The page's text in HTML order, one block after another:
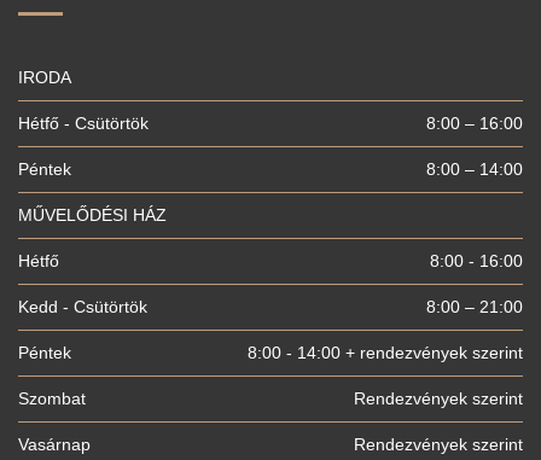
IRODA
Hétfő - Csütörtök 8:00 – 16:00
Péntek 8:00 – 14:00
MŰVELŐDÉSI HÁZ
Hétfő 8:00 - 16:00
Kedd - Csütörtök 8:00 – 21:00
Péntek 8:00 - 14:00 + rendezvények szerint
Szombat Rendezvények szerint
Vasárnap Rendezvények szerint